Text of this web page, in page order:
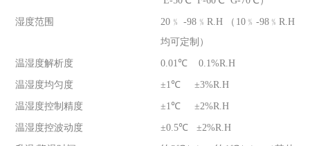
湿度范围
20﹪ -98﹪R.H （10﹪-98﹪R.H
均可定制）
温湿度解析度 0.01℃ 0.1%R.H
温湿度均匀度 ±1℃ ±3%R.H
温湿度控制精度 ±1℃ ±2%R.H
温湿度控波动度 ±0.5℃ ±2%R.H